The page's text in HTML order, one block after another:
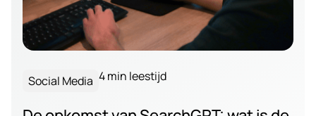
Social Media 4 min leestijd